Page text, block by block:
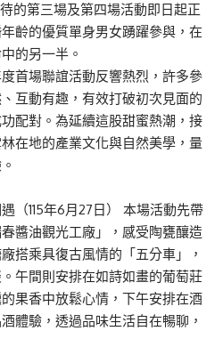
的第三場及第四場活動即日起正
齡的優質單身男女踴躍參與，在
的另一半。
首場聯誼活動反響熱烈，許多參
互動有趣，有效打破初次見面的
配對。為延續這股甜蜜熱潮，接
在地的產業文化與自然美學，量
（115年6月27日） 本場活動先帶
醬油觀光工廠」，感受陶甕釀造
搭乘具復古風情的「五分車」，
午間則安排在如詩如畫的葡萄莊
果香中放鬆心情，下午安排在酒
體驗，透過品味生活自在暢聊，